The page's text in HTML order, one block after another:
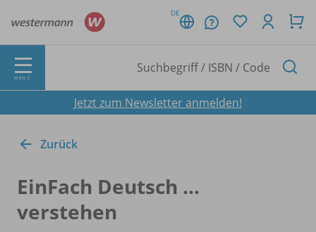
DE
MENÜ
Jetzt zum Newsletter anmelden!
Zurück
EinFach Deutsch ...
verstehen